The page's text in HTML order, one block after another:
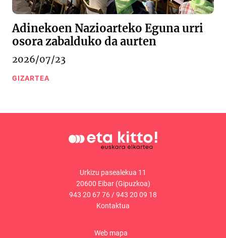
Adinekoen Nazioarteko Eguna urri
osora zabalduko da aurten
2026/07/23
GIZARTEA
Urkizu pasealekua 11
20600 Eibar (Gipuzkoa)
943 20 67 76 /943 20 09 18
Kontaktua
Web mapa